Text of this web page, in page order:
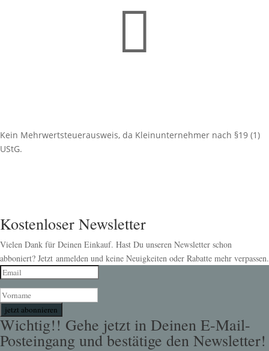

Kein Mehrwertsteuerausweis, da Kleinunternehmer nach §19 (1)
UStG.
Kostenloser Newsletter
Vielen Dank für Deinen Einkauf. Hast Du unseren Newsletter schon
abboniert? Jetzt anmelden und keine Neuigkeiten oder Rabatte mehr verpassen.
jetzt abonnieren
Wichtig!! Gehe jetzt in Deinen E-Mail-
Posteingang und bestätige den Newsletter!